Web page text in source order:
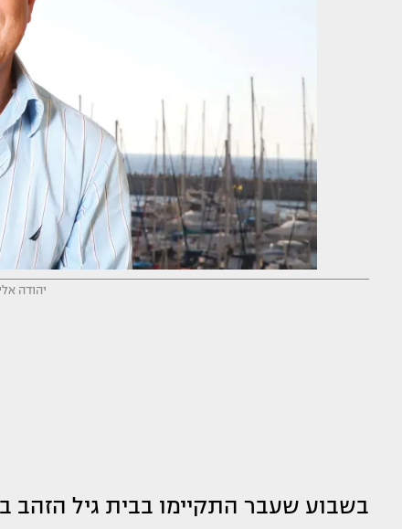
יהודה
בשבוע שעבר התקיימו בבית גיל הזהב